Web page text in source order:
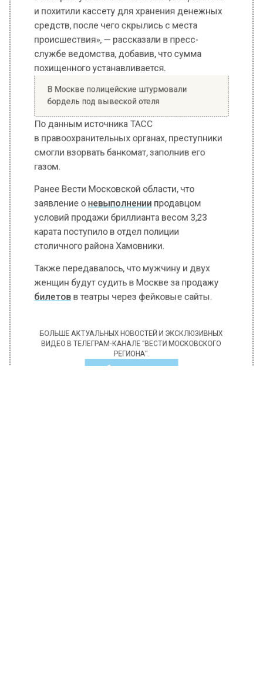
средств, после чего скрылись с места
происшествия», — рассказали в пресс-
службе ведомства, добавив, что сумма
похищенного устанавливается.
бордель под вывеской отеля
По данным источника ТАСС
в правоохранительных органах, преступники
смогли взорвать банкомат, заполнив его
газом.
Ранее Вести Московской области, что
заявление оневыполнениипродавцом
условий продажи бриллианта весом 3,23
карата поступило в отдел полиции
Также передавалось, что мужчину и двух
женщин будут судить в Москве за продажу
БОЛЬШЕ АКТУАЛЬНЫХ НОВОСТЕЙ И ЭКСКЛЮЗИВНЫХ
ВИДЕО В ТЕЛЕГРАМ-КАНАЛЕ "ВЕСТИ МОСКОВСКОГО